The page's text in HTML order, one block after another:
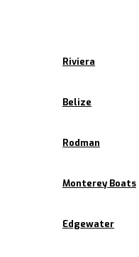
Riviera
Belize
Rodman
Monterey Boats
Edgewater